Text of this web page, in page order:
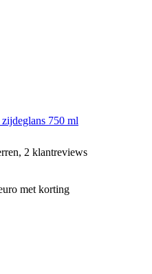
750 ml
2 klantreviews
met korting